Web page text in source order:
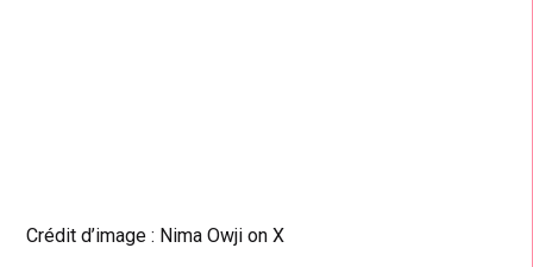
Crédit d’image : Nima Owji on X